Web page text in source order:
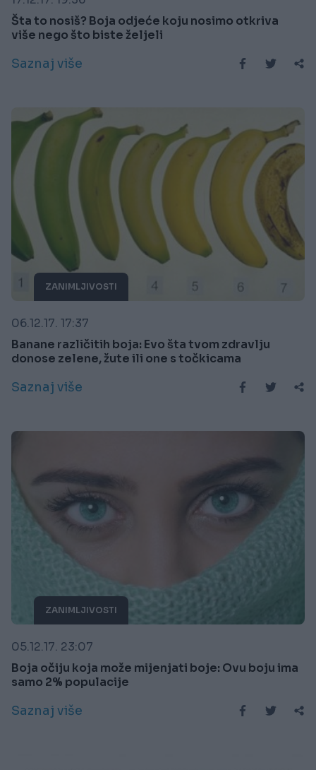
Šta to nosiš? Boja odjeće koju nosimo otkriva
više nego što biste željeli
Saznaj više
ZANIMLJIVOSTI
06.12.17. 17:37
Banane različitih boja: Evo šta tvom zdravlju
donose zelene, žute ili one s točkicama
Saznaj više
ZANIMLJIVOSTI
05.12.17. 23:07
Boja očiju koja može mijenjati boje: Ovu boju ima
samo 2% populacije
Saznaj više